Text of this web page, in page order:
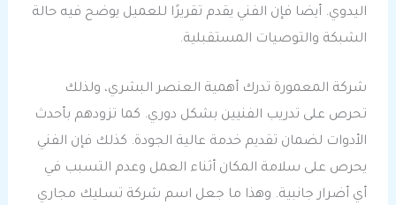
اليدوي. أيضا فإن الفني يقدم تقريرًا للعميل يوضح فيه حالة
الشبكة والتوصيات المستقبلية.
شركة المعمورة تدرك أهمية العنصر البشري، ولذلك
تحرص على تدريب الفنيين بشكل دوري. كما تزودهم بأحدث
الأدوات لضمان تقديم خدمة عالية الجودة. كذلك فإن الفني
يحرص على سلامة المكان أثناء العمل وعدم التسبب في
أي أضرار جانبية. وهذا ما جعل اسم شركة تسليك مجاري